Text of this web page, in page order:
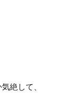
絶して、